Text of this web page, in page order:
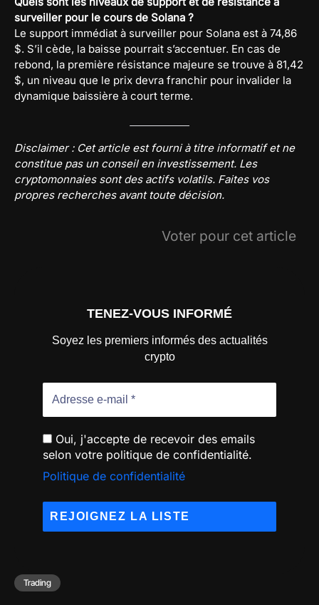
surveiller pour le cours de Solana ?
Le support immédiat à surveiller pour Solana est à 74,86
$. S’il cède, la baisse pourrait s’accentuer. En cas de
rebond, la première résistance majeure se trouve à 81,42
$, un niveau que le prix devra franchir pour invalider la
dynamique baissière à court terme.
Disclaimer : Cet article est fourni à titre informatif et ne
constitue pas un conseil en investissement. Les
cryptomonnaies sont des actifs volatils. Faites vos
propres recherches avant toute décision.
Voter pour cet article
TENEZ-VOUS INFORMÉ
Soyez les premiers informés des actualités
crypto
Oui, j'accepte de recevoir des emails
selon votre politique de confidentialité.
Politique de confidentialité
Trading